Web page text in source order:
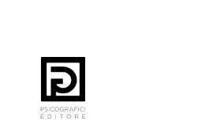
PSICOGRAFICI
EDITORE